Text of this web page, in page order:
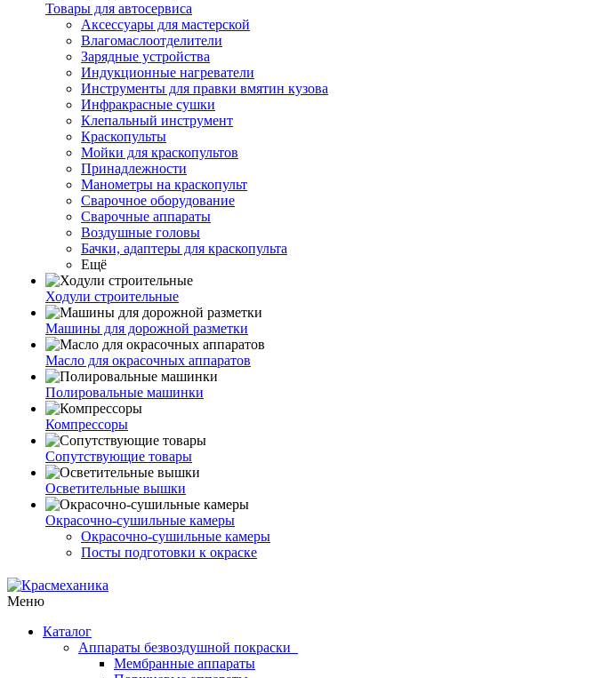
Товары для автосервиса
Аксессуары для мастерской
Влагомаслоотделители
Зарядные устройства
Индукционные нагреватели
Инструменты для правки вмятин кузова
Инфракрасные сушки
Клепальный инструмент
Краскопульты
Мойки для краскопультов
Принадлежности
Манометры на краскопульт
Сварочное оборудование
Сварочные аппараты
Воздушные головы
Бачки, адаптеры для краскопульта
Ещё
Ходули строительные
Машины для дорожной разметки
Масло для окрасочных аппаратов
Полировальные машинки
Компрессоры
Сопутствующие товары
Осветительные вышки
Окрасочно-сушильные камеры
Окрасочно-сушильные камеры
Посты подготовки к окраске
Меню
Каталог
Аппараты безвоздушной покраски
Мембранные аппараты